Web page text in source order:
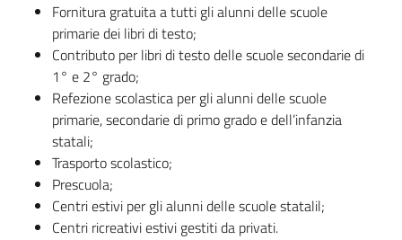
Fornitura gratuita a tutti gli alunni delle scuole
primarie dei libri di testo;
Contributo per libri di testo delle scuole secondarie di
1° e 2° grado;
Refezione scolastica per gli alunni delle scuole
primarie, secondarie di primo grado e dell’infanzia
statali;
Trasporto scolastico;
Prescuola;
Centri estivi per gli alunni delle scuole statalil;
Centri ricreativi estivi gestiti da privati.